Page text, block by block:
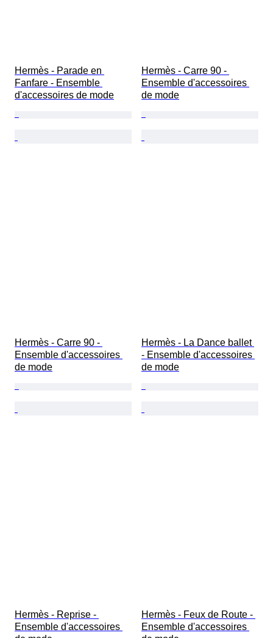
Hermès - Parade en
Fanfare - Ensemble
d'accessoires de mode
Hermès - Carre 90 -
Ensemble d'accessoires
de mode
Hermès - Carre 90 -
Ensemble d'accessoires
de mode
Hermès - La Dance ballet
- Ensemble d'accessoires
de mode
Hermès - Reprise -
Ensemble d'accessoires
Hermès - Feux de Route -
Ensemble d'accessoires